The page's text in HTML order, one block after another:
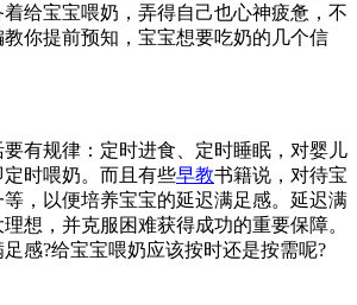
给宝宝喂奶，弄得自己也心神疲惫，不
你提前预知，宝宝想要吃奶的几个信
有规律：定时进食、定时睡眠，对婴儿
时喂奶。而且有些早教书籍说，对待宝
，以便培养宝宝的延迟满足感。延迟满
想，并克服困难获得成功的重要保障。
感?给宝宝喂奶应该按时还是按需呢?